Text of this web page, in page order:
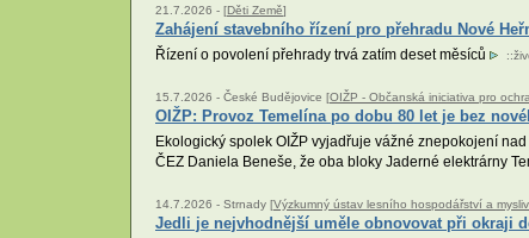
21.7.2026 - [Děti Země]
Zahájení stavebního řízení pro přehradu Nové
Řízení o povolení přehrady trvá zatím deset měsíců ::
15.7.2026 - České Budějovice [OIŽP - Občanská iniciativa pro
OIŽP: Provoz Temelína po dobu 80 let je bez
Ekologický spolek OIŽP vyjadřuje vážné znepokojení
ČEZ Daniela Beneše, že oba bloky Jaderné elektrárny
14.7.2026 - Strnady [Výzkumný ústav lesního hospodářství a
Jedli je nejvhodnější uměle obnovovat při okraji